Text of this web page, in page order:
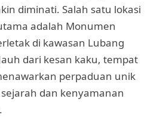
diminati. Salah satu lokasi
adalah Monumen
di kawasan Lubang
dari kesan kaku, tempat
perpaduan unik
dan kenyamanan